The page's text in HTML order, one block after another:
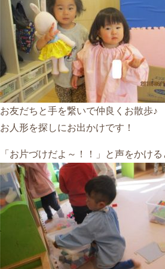
お友だちと手を繋いで仲良くお散歩♪
お人形を探しにお出かけです！
「お片づけだよ～！！」と声をかけ